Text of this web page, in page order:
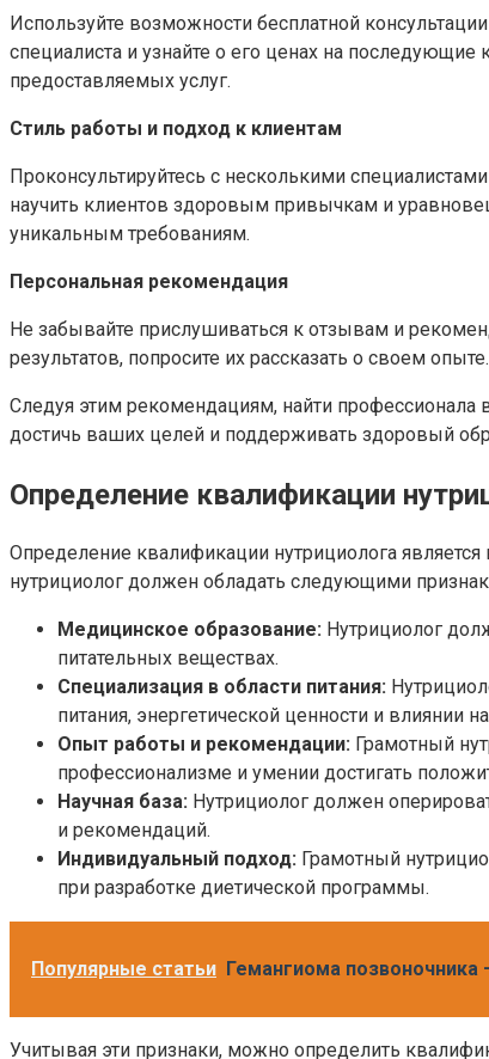
Используйте возможности бесплатной
специалиста и узнайте о его ценах на
предоставляемых услуг.
Стиль работы и подход к клиентам
Проконсультируйтесь с несколькими
научить клиентов здоровым привычкам и
уникальным требованиям.
Персональная рекомендация
Не забывайте прислушиваться к отзывам и
результатов, попросите их рассказать о своем
Следуя этим рекомендациям, найти профессионала
достичь ваших целей и поддерживать здоровый
Определение квалификации
Определение квалификации нутрициолога
нутрициолог должен обладать следующими
Медицинское образование: Нутрициолог
питательных веществах.
Специализация в области питания:
питания, энергетической ценности и влиянии
Опыт работы и рекомендации: Грамотный
профессионализме и умении достигать
Научная база: Нутрициолог должен
и рекомендаций.
Индивидуальный подход: Грамотный
при разработке диетической программы.
Популярные статьи Гемангиома позвоночника
Учитывая эти признаки, можно определить